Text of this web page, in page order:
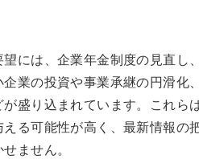
には、企業年金制度の見直し
業の投資や事業承継の円滑化
盛り込まれています。これら
る可能性が高く、最新情報の
ません。